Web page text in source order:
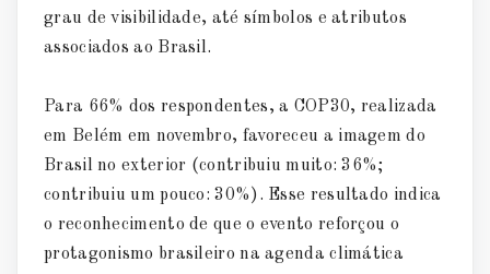
grau de visibilidade, até símbolos e atributos
associados ao Brasil.
Para 66% dos respondentes, a COP30, realizada
em Belém em novembro, favoreceu a imagem do
Brasil no exterior (contribuiu muito: 36%;
contribuiu um pouco: 30%). Esse resultado indica
o reconhecimento de que o evento reforçou o
protagonismo brasileiro na agenda climática